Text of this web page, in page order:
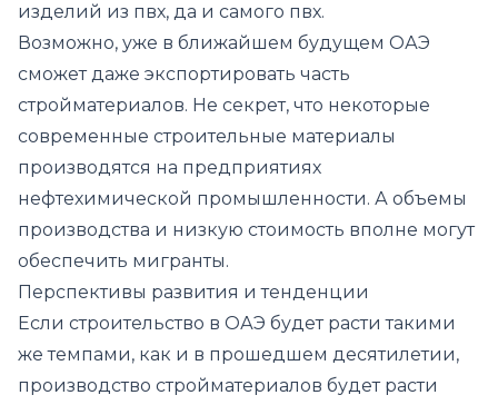
изделий из пвх, да и самого пвх.
Возможно, уже в ближайшем будущем ОАЭ
сможет даже экспортировать часть
стройматериалов. Не секрет, что некоторые
современные строительные материалы
производятся на предприятиях
нефтехимической промышленности. А объемы
производства и низкую стоимость вполне могут
обеспечить мигранты.
Перспективы развития и тенденции
Если строительство в ОАЭ будет расти такими
же темпами, как и в прошедшем десятилетии,
производство стройматериалов будет расти